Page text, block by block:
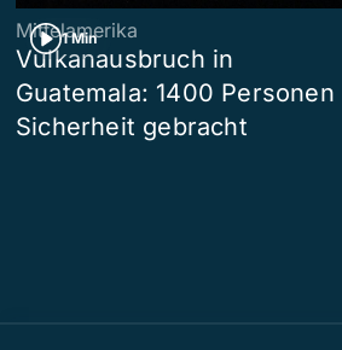
1 Min
Mittelamerika
Vulkanausbruch in
Guatemala: 1400 Personen
Sicherheit gebracht